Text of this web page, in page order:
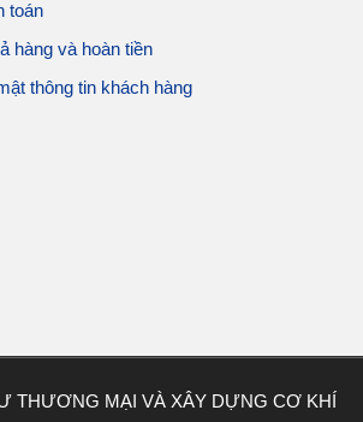
toán
hàng và hoàn tiền
thông tin khách hàng
THƯƠNG MẠI VÀ XÂY DỰNG CƠ KHÍ